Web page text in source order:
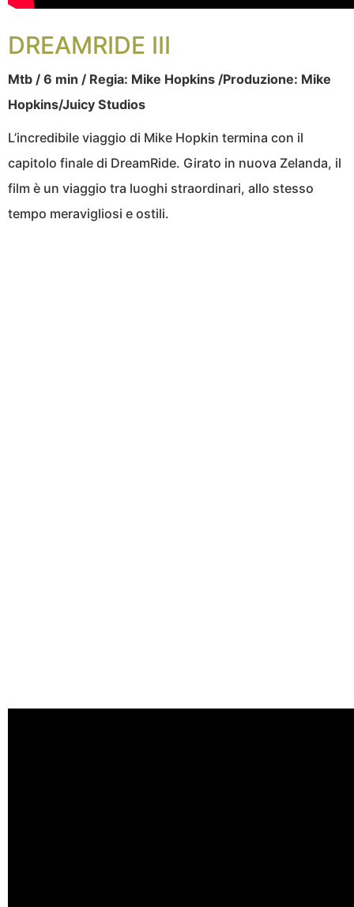
DREAMRIDE III
Mtb / 6 min / Regia: Mike Hopkins /Produzione: Mike
Hopkins/Juicy Studios
L’incredibile viaggio di Mike Hopkin termina con il
capitolo finale di DreamRide. Girato in nuova Zelanda, il
film è un viaggio tra luoghi straordinari, allo stesso
tempo meravigliosi e ostili.